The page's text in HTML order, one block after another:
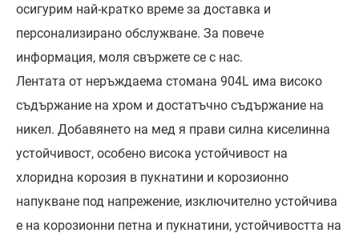
осигурим най-кратко време за доставка и
персонализирано обслужване. За повече
информация, моля свържете се с нас.
Лентата от неръждаема стомана 904L има високо
съдържание на хром и достатъчно съдържание на
никел. Добавянето на мед я прави силна киселинна
устойчивост, особено висока устойчивост на
хлоридна корозия в пукнатини и корозионно
напукване под напрежение, изключително устойчива
е на корозионни петна и пукнатини, устойчивостта на